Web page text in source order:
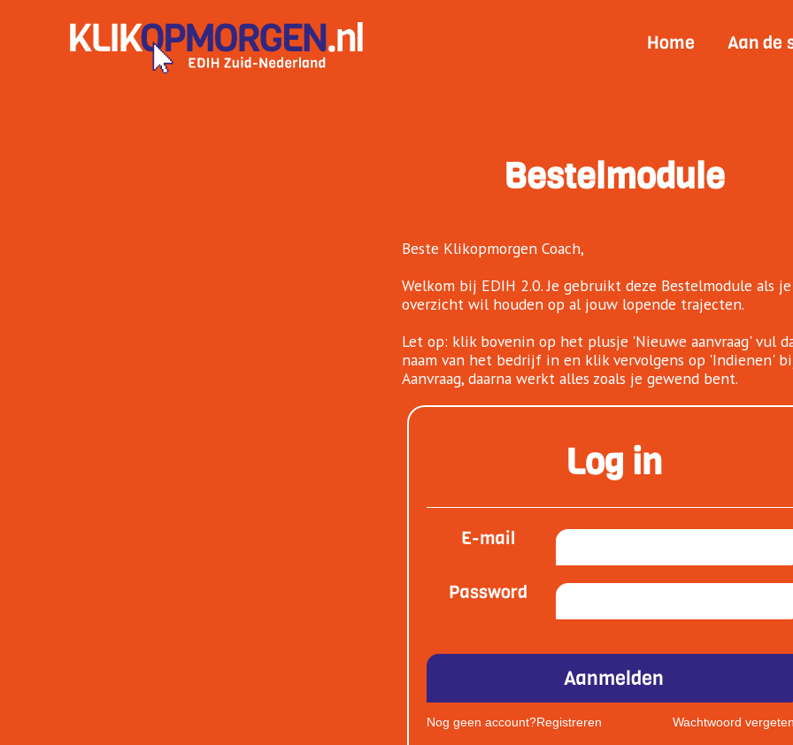
Home Aan de
Bestelmodule
Beste Klikopmorgen Coach,
Welkom bij EDIH 2.0. Je gebruikt deze Bestelmodule als je
overzicht wil houden op al jouw lopende trajecten.
Let op: klik bovenin op het plusje 'Nieuwe aanvraag' vul
naam van het bedrijf in en klik vervolgens op 'Indienen'
Aanvraag, daarna werkt alles zoals je gewend bent.
Log in
E-mail
Password
Aanmelden
Nog geen account?Registreren Wachtwoord